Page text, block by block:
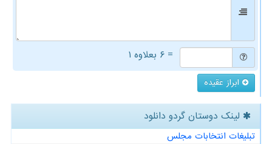
= ۶ بعلاوه ۱
ابراز عقیده
لینک دوستان گردو دانلود
تبلیغات انتخابات مجلس